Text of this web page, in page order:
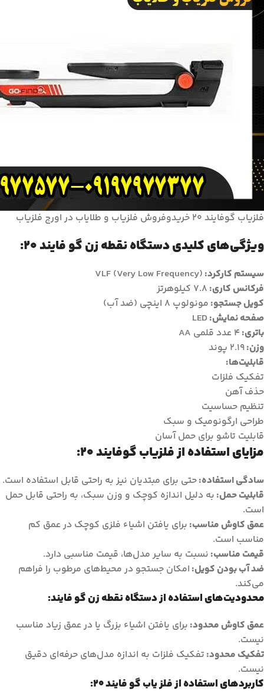
فلزیاب گوفایند ۲۰ خریدوفروش فلزیاب و طلایاب در اورج فلزیاب
ویژگی‌های کلیدی دستگاه نقطه زن گو فایند 20:
سیستم کارکرد:
فرکانس کاری:
کویل جستجو: مونولوپ ۸ اینچی (ضد آب)
صفحه نمایش:
باتری:
وزن:
قابلیت‌ها:
تفکیک فلزات
حذف آهن
تنظیم حساسیت
طراحی ارگونومیک و سبک
قابلیت تاشو برای حمل آسان
مزایای استفاده از فلزیاب گوفایند ۲۰:
سادگی استفاده:حتی برای مبتدیان نیز به راحتی قابل استفاده است.
قابلیت حمل: به دلیل اندازه کوچک و وزن سبک، به راحتی قابل حمل
است.
عمق کاوش مناسب: برای یافتن اشیاء فلزی کوچک در عمق کم
مناسب است.
قیمت مناسب: نسبت به سایر مدل‌ها، قیمت مناسبی دارد.
ضد آب بودن کویل: امکان جستجو در محیط‌های مرطوب را فراهم
می‌کند.
محدودیت‌های استفاده از دستگاه نقطه زن گو فایند:
عمق کاوش محدود: برای یافتن اشیاء بزرگ یا در عمق زیاد مناسب
نیست.
تفکیک محدود: تفکیک فلزات به اندازه مدل‌های حرفه‌ای دقیق
نیست.
کاربردهای استفاده از فلز یاب گو فایند 20: